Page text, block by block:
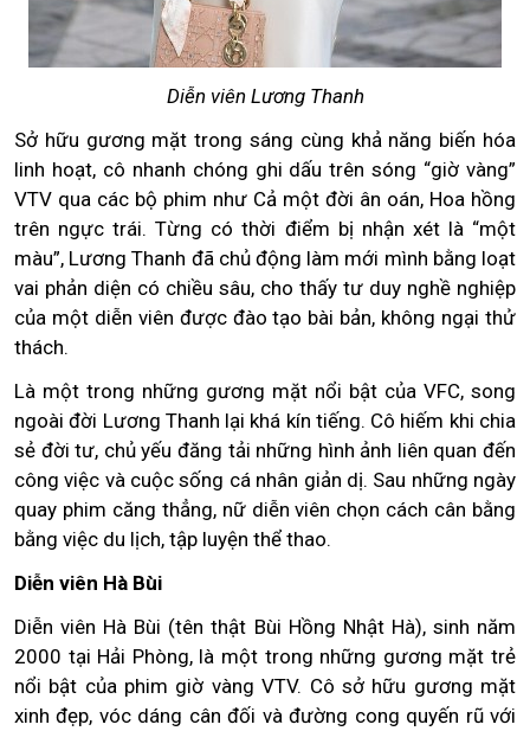
Diễn viên Lương Thanh
Sở hữu gương mặt trong sáng cùng khả năng biến hóa
linh hoạt, cô nhanh chóng ghi dấu trên sóng “giờ vàng”
VTV qua các bộ phim như Cả một đời ân oán, Hoa hồng
trên ngực trái. Từng có thời điểm bị nhận xét là “một
màu”, Lương Thanh đã chủ động làm mới mình bằng loạt
vai phản diện có chiều sâu, cho thấy tư duy nghề nghiệp
của một diễn viên được đào tạo bài bản, không ngại thử
thách.
Là một trong những gương mặt nổi bật của VFC, song
ngoài đời Lương Thanh lại khá kín tiếng. Cô hiếm khi chia
sẻ đời tư, chủ yếu đăng tải những hình ảnh liên quan đến
công việc và cuộc sống cá nhân giản dị. Sau những ngày
quay phim căng thẳng, nữ diễn viên chọn cách cân bằng
bằng việc du lịch, tập luyện thể thao.
Diễn viên Hà Bùi
Diễn viên Hà Bùi (tên thật Bùi Hồng Nhật Hà), sinh năm
2000 tại Hải Phòng, là một trong những gương mặt trẻ
nổi bật của phim giờ vàng VTV. Cô sở hữu gương mặt
xinh đẹp, vóc dáng cân đối và đường cong quyến rũ với